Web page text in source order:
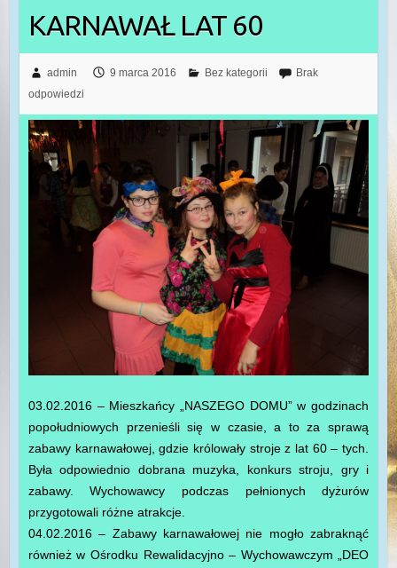
KARNAWAŁ LAT 60
admin 9 marca 2016 Bez kategorii
Brak
odpowiedzi
03.02.2016 – Mieszkańcy „NASZEGO DOMU” w godzinach
popołudniowych przenieśli się w czasie, a to za sprawą
zabawy karnawałowej, gdzie królowały stroje z lat 60 – tych.
Była odpowiednio dobrana muzyka, konkurs stroju, gry i
zabawy. Wychowawcy podczas pełnionych dyżurów
przygotowali różne atrakcje.
04.02.2016 – Zabawy karnawałowej nie mogło zabraknąć
również w Ośrodku Rewalidacyjno – Wychowawczym „DEO